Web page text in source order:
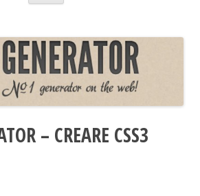
– CREARE CSS3